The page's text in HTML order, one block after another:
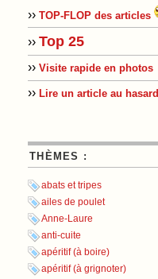
›› TOP-FLOP des articles
›› Top 25
›› Visite rapide en photos
›› Lire un article au hasard
THÈMES :
abats et tripes
ailes de poulet
Anne-Laure
anti-cuite
apéritif (à boire)
apéritif (à grignoter)